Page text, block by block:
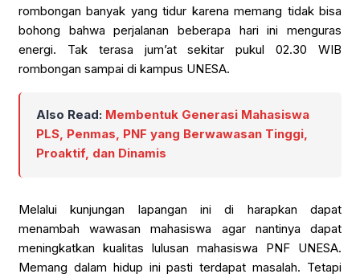
rombongan banyak yang tidur karena memang tidak bisa
bohong bahwa perjalanan beberapa hari ini menguras
energi. Tak terasa jum’at sekitar pukul 02.30 WIB
rombongan sampai di kampus UNESA.
Also Read: Membentuk Generasi Mahasiswa
PLS, Penmas, PNF yang Berwawasan Tinggi,
Proaktif, dan Dinamis
Melalui kunjungan lapangan ini di harapkan dapat
menambah wawasan mahasiswa agar nantinya dapat
meningkatkan kualitas lulusan mahasiswa PNF UNESA.
Memang dalam hidup ini pasti terdapat masalah. Tetapi